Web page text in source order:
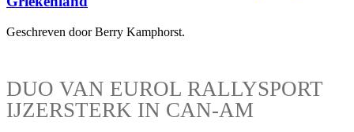
Geschreven door Berry Kamphorst.
DUO VAN EUROL RALLYSPORT
IJZERSTERK IN CAN-AM